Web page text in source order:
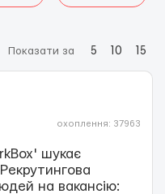
Показати за 5 10 15
охоплення: 37963
шукає
на вакансію: